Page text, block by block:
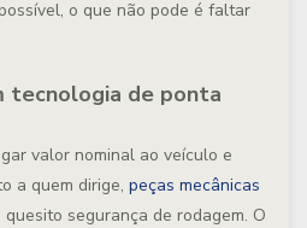
o que não pode é faltar
tecnologia de ponta
valor nominal ao veículo e
a quem dirige, peças mecânicas
quesito segurança de rodagem. O